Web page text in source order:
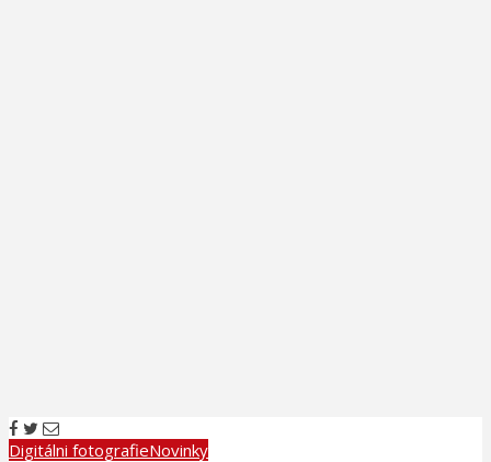
Digitálni fotografieNovinky